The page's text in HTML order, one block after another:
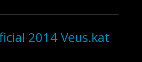
2014 Veus.kat